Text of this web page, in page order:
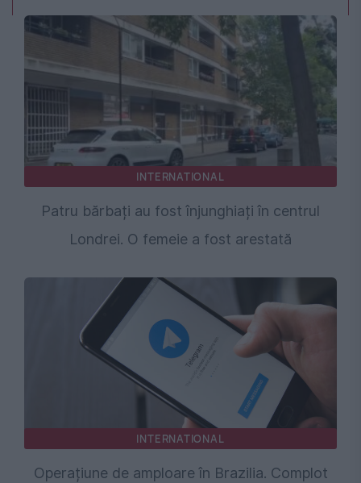
INTERNATIONAL
Patru bărbați au fost înjunghiați în centrul
Londrei. O femeie a fost arestată
INTERNATIONAL
Operațiune de amploare în Brazilia. Complot